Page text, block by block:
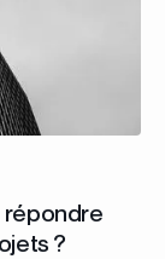
répondre
?